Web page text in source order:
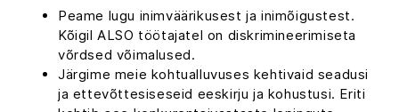
Peame lugu inimväärikusest ja inimõigustest.
Kõigil ALSO töötajatel on diskrimineerimiseta
võrdsed võimalused.
Järgime meie kohtualluvuses kehtivaid seadusi
ja ettevõttesiseseid eeskirju ja kohustusi. Eriti